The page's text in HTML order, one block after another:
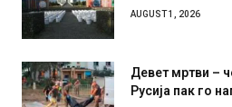
AUGUST 1, 2026
Девет мртви –
Русија пак го